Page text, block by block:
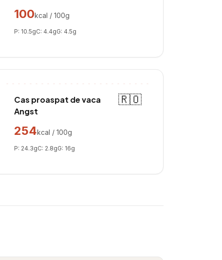
100kcal / 100g
P: 10.5gC: 4.4gG: 4.5g
Cas proaspat de vaca
Angst
🇷🇴
254kcal / 100g
P: 24.3gC: 2.8gG: 16g